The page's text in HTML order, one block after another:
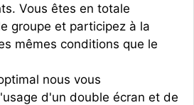
Vous êtes en totale
groupe et participez à la
mêmes conditions que le
nous vous
d'un double écran et de